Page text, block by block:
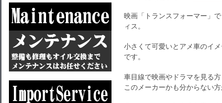
映画「トランスフォーマー」
ィス。
小さくて可愛いとアメ車のイ
です。
車目線で映画やドラマを見る
このメーカーかも分からない